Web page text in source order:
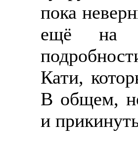
пока
ещё на
Кати,
В общем,
и